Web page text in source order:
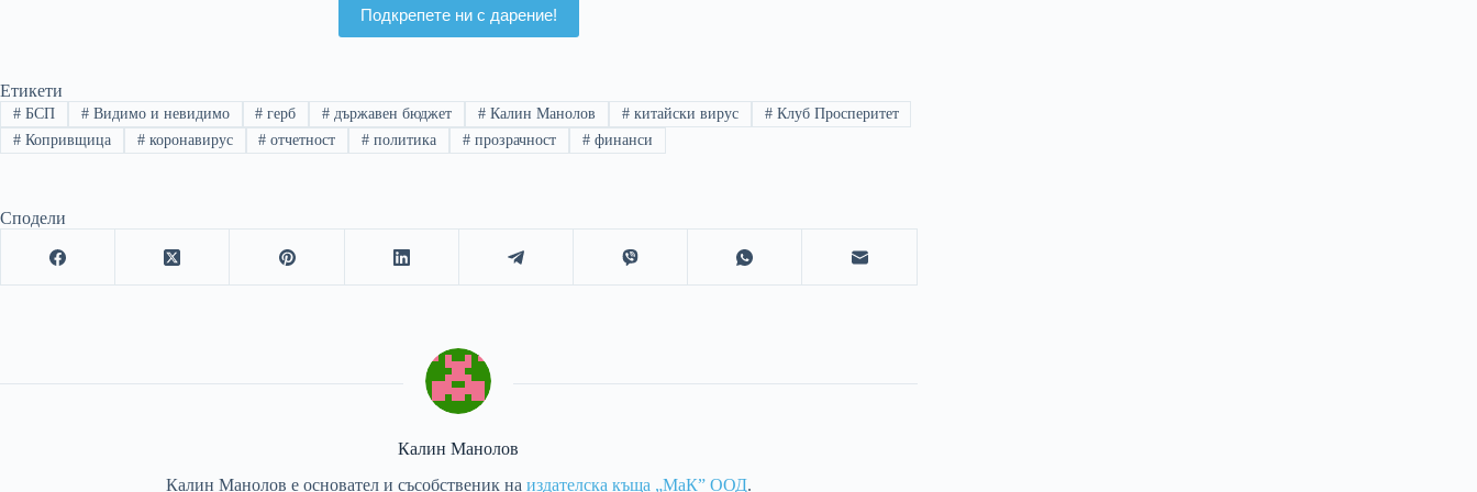
Подкрепете ни с дарение!
Етикети
#БСП #Видимо и невидимо # герб # държавен бюджет # Калин Манолов #китайски вирус #Клуб Просперитет
#Копривщица #коронавирус # отчетност # политика # прозрачност #финанси
Сподели
Калин Манолов
Калин Манолов е основател и съсобственик на издателска къща „МаК” ООД.